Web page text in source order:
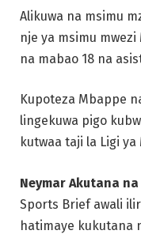
Alikuwa na msimu
nje ya msimu
na mabao 18 na
Kupoteza Mbappe
lingekuwa pigo
kutwaa taji la Ligi
Neymar Akutana na
Sports Brief awali
hatimaye kukutana